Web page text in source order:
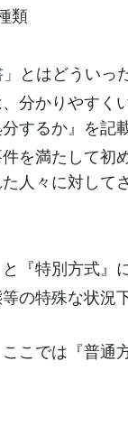
類
とはどういっ
分かりやすく
するか』を記
を満たして初
人々に対して
『特別方式』
の特殊な状況
こでは『普通